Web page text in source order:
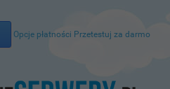
Opcje płatności Przetestuj za darmo